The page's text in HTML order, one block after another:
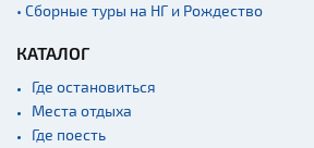
• Сборные туры на НГ и Рождество
КАТАЛОГ
Где остановиться
Места отдыха
Где поесть